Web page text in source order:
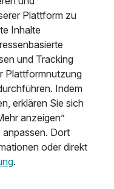
Gewölben.
öffentlichen Bereichen
und
eine
Sauna/Sanarium
mit Kaminlounge.
in allen Zimmern
die
Plattform zu
Inhalte
und Tracking
Plattformnutzung
Indem
erklären Sie sich
anzeigen”
anpassen. Dort
oder direkt
.